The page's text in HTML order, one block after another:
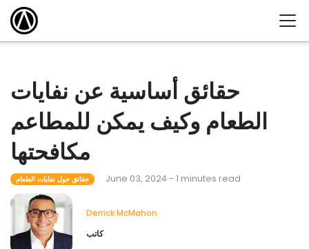
حقائق أساسية عن نفايات
الطعام وكيف يمكن للمطاعم
مكافحتها
حقائق حول نفايات الطعام June 03, 2024 - 1 minutes read
Derrick McMahon
كاتب